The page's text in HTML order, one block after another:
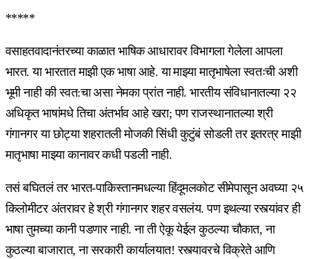
*****
वसाहतवादानंतरच्या काळात भाषिक आधारावर विभागला गेलेला आपला
भारत. या भारतात माझी एक भाषा आहे. या माझ्या मातृभाषेला स्वतःची अशी
भूमी नाही की स्वत:चा असा नेमका प्रांत नाही. भारतीय संविधानातल्या २२
अधिकृत भाषांमधे तिचा अंतर्भाव आहे खरा; पण राजस्थानातल्या श्री
गंगानगर या छोट्या शहरातली मोजकी सिंधी कुटुंबं सोडली तर इतरत्र माझी
मातृभाषा माझ्या कानावर कधी पडली नाही.
तसं बघितलं तर भारत-पाकिस्तानमधल्या हिंदूमलकोट सीमेपासून अवघ्या २५
किलोमीटर अंतरावर हे श्री गंगानगर शहर वसलंय. पण इथल्या रस्त्यांवर ही
भाषा तुमच्या कानी पडणार नाही. ना ती ऐकू येईल कुठल्या चौकात, ना
कुठल्या बाजारात, ना सरकारी कार्यालयात! रस्त्यावरचे विक्रेते आणि